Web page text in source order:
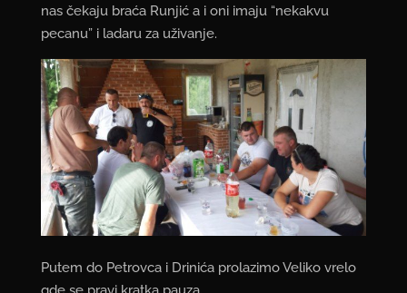
nas čekaju braća Runjić a i oni imaju “nekakvu
pecanu” i ladaru za uživanje.
Putem do Petrovca i Drinića prolazimo Veliko vrelo